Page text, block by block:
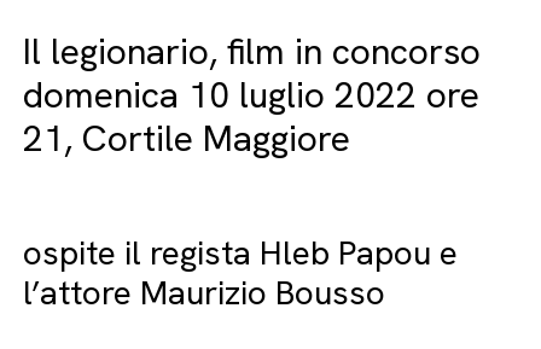
Il legionario, film in concorso
domenica 10 luglio 2022 ore
21, Cortile Maggiore
ospite il regista Hleb Papou e
l’attore Maurizio Bousso